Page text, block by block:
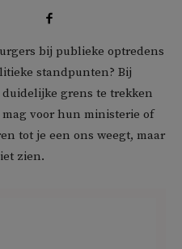
bij publieke optredens
standpunten? Bij
grens te trekken
voor hun ministerie of
tot je een ons weegt, maar
zien.